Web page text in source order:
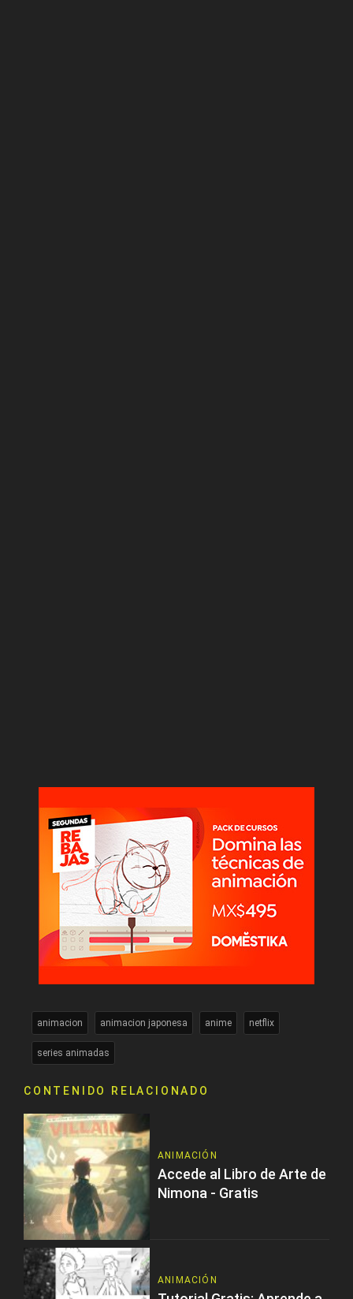
animacion animacion japonesa anime netflix
series animadas
CONTENIDO RELACIONADO
ANIMACIÓN
Accede al Libro de Arte de
Nimona - Gratis
ANIMACIÓN